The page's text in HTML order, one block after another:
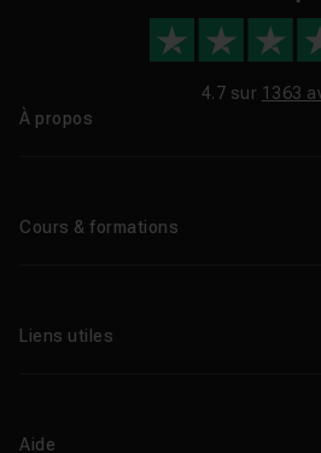
4.7 sur 1363
À propos
Cours & formations
Formations certifiantes
Liens utiles
Aide